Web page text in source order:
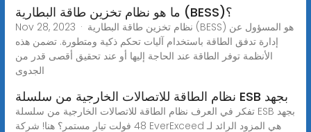
ما هو نظام تخزين طاقة البطارية (BESS)؟
Nov 28, 2023 · نظام تخزين طاقة البطارية (BESS) هو المسؤول عن
إدارة تدفق الطاقة باستخدام آليات تحكم ذكية ومتطورة. تضمن هذه
الأنظمة توفر الطاقة عند الحاجة إليها أو عند تحقيق أقصى قدر من
الجدوى
نظام الطاقة للاتصالات الخارجية من سلسلة ESB بجهد
تفكر في العرف نظام الطاقة للاتصالات الخارجية من سلسلة ESB بجهد
48 فولت تيار مستمر؟ هنا! شركة EverExceed هي المزود الرائد لـ